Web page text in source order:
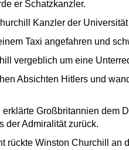
er Schatzkanzler.
Kanzler der
Taxi angefahren und
vergeblich um eine
Absichten Hitlers und
Großbritannien dem
der Admiralität zurück.
rückte Winston Churchill an